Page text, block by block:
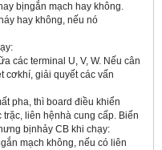
bịngắn mạch hay không.
hay không, nếu nó
các terminal U, V, W. Nếu cân
cơkhí, giải quyết các vấn
pha, thì board điều khiển
liên hệnhà cung cấp. Biến
bịnhảy CB khi chạy:
mạch không, nếu có liên